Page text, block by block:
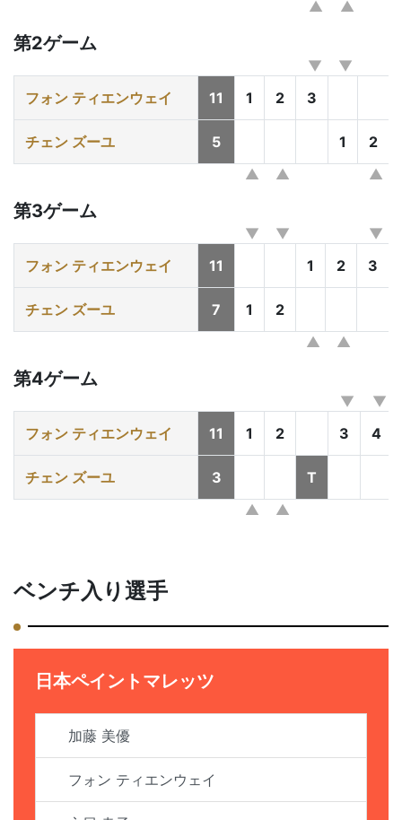
第2ゲーム
フォン ティエンウェイ 11 1 2 3
チェン ズーユ 5 1 2
第3ゲーム
フォン ティエンウェイ 11 1 2 3
チェン ズーユ 7 1 2
第4ゲーム
フォン ティエンウェイ 11 1 2 3 4
チェン ズーユ 3 T
ベンチ入り選手
日本ペイントマレッツ
加藤 美優
フォン ティエンウェイ